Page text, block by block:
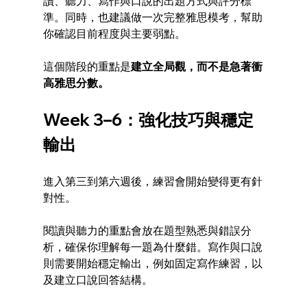
準。同時，也建議做一次完整雅思模考，幫助
你確認目前程度與主要弱點。
這個階段的重點是建立全局觀，而不是急著衝
高雅思分數。
Week 3–6：強化技巧與穩定
輸出
進入第三到第六週後，練習會開始變得更有針
對性。
閱讀與聽力的重點會放在題型熟悉與錯誤分
析，確保你理解每一題為什麼錯。寫作與口說
則需要開始穩定輸出，例如固定寫作練習，以
及建立口說回答結構。